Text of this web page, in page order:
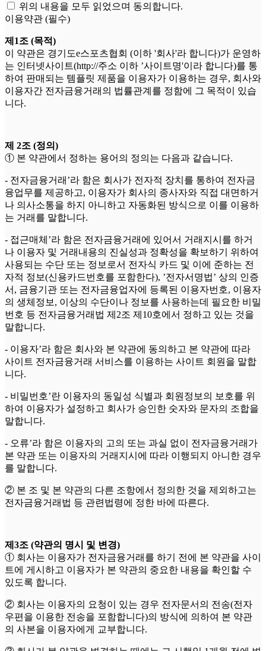
위의 내용을 모두 읽었으며 동의합니다.
이용약관 (필수)
제1조 (목적)
이 약관은 경기도e스포츠협회 (이하 '회사'라 합니다)가 운영하
는 인터넷사이트(http://주소 이하 ’사이트명'이라 합니다)를 통
하여 판매되는 템플릿 제품을 이용자가 이용하는 경우, 회사와
이용자간 전자금융거래의 법률관계를 정함에 그 목적이 있습
니다.
제 2조 (정의)
① 본 약관에서 정하는 용어의 정의는 다음과 같습니다.
- 전자금융거래’라 함은 회사가 전자적 장치를 통하여 전자금
융업무를 제공하고, 이용자가 회사의 종사자와 직접 대면하거
나 의사소통을 하지 아니하고 자동화된 방식으로 이를 이용하
는 거래를 말합니다.
- 접근매체’라 함은 전자금융거래에 있어서 거래지시를 하거
나 이용자 및 거래내용의 진실성과 정확성을 확보하기 위하여
사용되는 수단 또는 정보로서 전자식 카드 및 이에 준하는 전
자적 정보(신용카드번호를 포함한다), ’전자서명법’ 상의 인증
서, 금융기관 또는 전자금융업자에 등록된 이용자번호, 이용자
의 생체정보, 이상의 수단이나 정보를 사용하는데 필요한 비밀
번호 등 전자금융거래법 제2조 제10호에서 정하고 있는 것을
말합니다.
- 이용자’라 함은 회사와 본 약관에 동의하고 본 약관에 따라
사이트 전자금융거래 서비스를 이용하는 사이트 회원을 말합
니다.
- 비밀번호’란 이용자의 동일성 식별과 회원정보의 보호를 위
하여 이용자가 설정하고 회사가 승인한 숫자와 문자의 조합을
말합니다.
- 오류’라 함은 이용자의 고의 또는 과실 없이 전자금융거래가
본 약관 또는 이용자의 거래지시에 따라 이행되지 아니한 경우
를 말합니다.
② 본 조 및 본 약관의 다른 조항에서 정의한 것을 제외하고는
전자금융거래법 등 관련법령에 정한 바에 따른다.
제3조 (약관의 명시 및 변경)
① 회사는 이용자가 전자금융거래를 하기 전에 본 약관을 사이
트에 게시하고 이용자가 본 약관의 중요한 내용을 확인할 수
있도록 합니다.
② 회사는 이용자의 요청이 있는 경우 전자문서의 전송(전자
우편을 이용한 전송을 포함합니다)의 방식에 의하여 본 약관
의 사본을 이용자에게 교부합니다.